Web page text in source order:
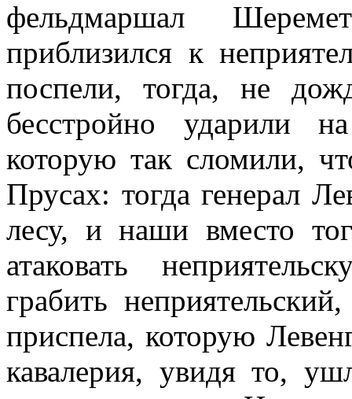
фельдмаршал
приблизился к
поспели, тогда, не
бесстройно ударили
которую так сломили,
Прусах: тогда генерал
лесу, и наши вместо
атаковать
грабить
приспела, которую
кавалерия, увидя то,